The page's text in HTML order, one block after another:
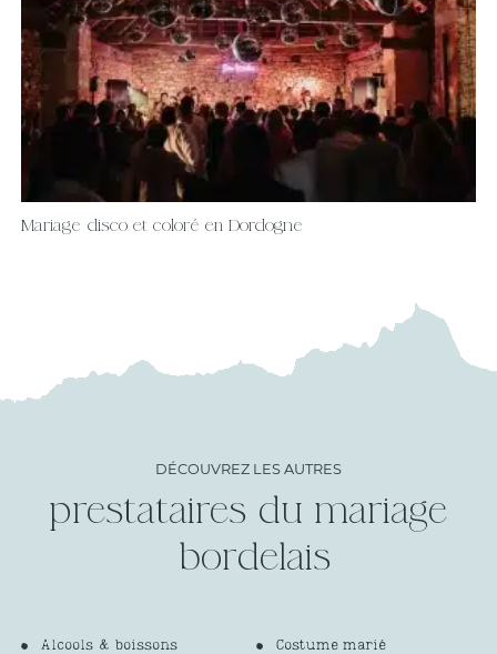
Mariage disco et coloré en Dordogne
DÉCOUVREZ LES AUTRES
prestataires du mariage
Alcools & boissons
Costume marié